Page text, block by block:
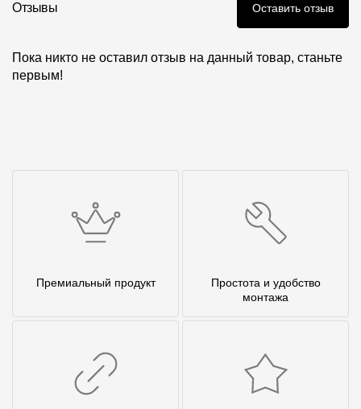
Отзывы Оставить отзыв
Пока никто не оставил отзыв на данный товар, станьте
первым!
Премиальный продукт
Простота и удобство
монтажа